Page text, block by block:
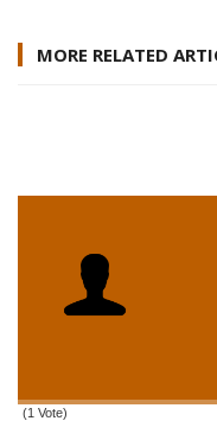
MORE RELATED
(1 Vote)